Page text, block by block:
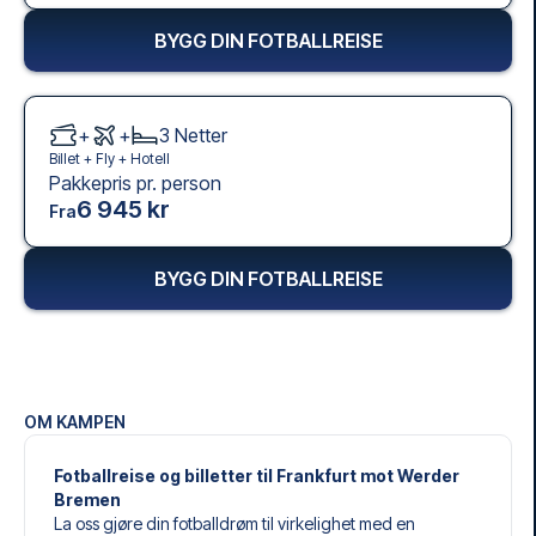
OM KAMPEN
Fotballreise og billetter til Frankfurt mot Werder
Bremen
La oss gjøre din fotballdrøm til virkelighet med en
BYGG DIN FOTBALLREISE
+ + 3 Netter
Billet + Fly + Hotell
Pakkepris pr. person
Fra6 945 kr
BYGG DIN FOTBALLREISE